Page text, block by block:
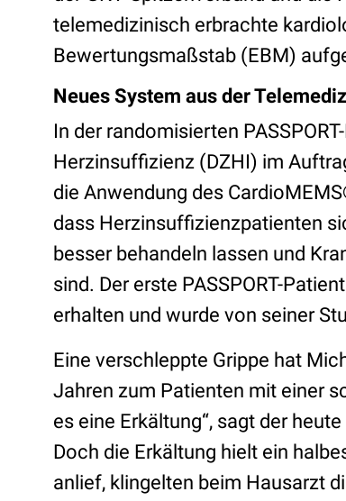
telemedizinisch erbrachte
Bewertungsmaßstab (EBM)
Neues System aus der
In der randomisierten
Herzinsuffizienz (DZHI) im
die Anwendung des
dass Herzinsuffizienzpatienten
besser behandeln lassen und
sind. Der erste PASSPORT-
erhalten und wurde von seiner
Eine verschleppte Grippe hat
Jahren zum Patienten mit einer
es eine Erkältung“, sagt der
Doch die Erkältung hielt ein
anlief, klingelten beim Hausarzt